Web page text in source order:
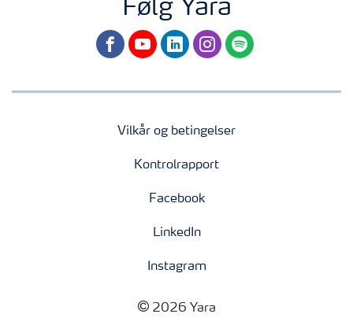
Følg Yara
facebookyoutubelinkedininstagram
spotify
Vilkår og betingelser
Kontrolrapport
Facebook
LinkedIn
Instagram
2026 Yara